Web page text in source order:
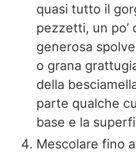
quasi tutto il
pezzetti, un po’
generosa
o grana
della
parte qualche
base e la
Mescolare fino